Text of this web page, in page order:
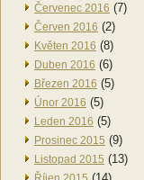
Červenec 2016 (7)
Červen 2016 (2)
Květen 2016 (8)
Duben 2016 (6)
Březen 2016 (5)
Únor 2016 (5)
Leden 2016 (5)
Prosinec 2015 (9)
Listopad 2015 (13)